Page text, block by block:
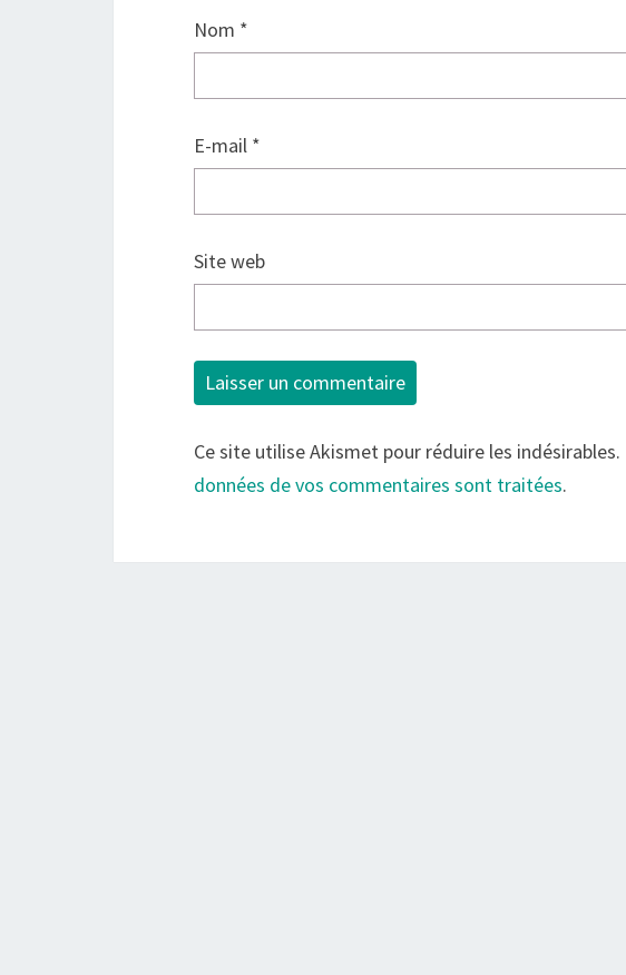
Nom *
E-mail *
Site web
Ce site utilise Akismet pour réduire les indésirables.
données de vos commentaires sont traitées.